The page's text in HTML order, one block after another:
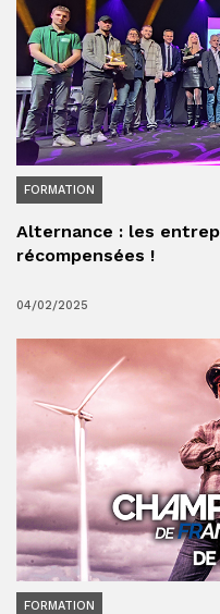
FORMATION
Alternance : les
récompensées !
04/02/2025
FORMATION